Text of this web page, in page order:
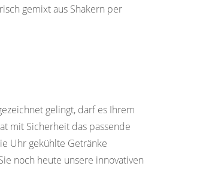
gemixt aus Shakern per
gelingt, darf es Ihrem
mit Sicherheit das passende
Uhr gekühlte Getränke
noch heute unsere innovativen